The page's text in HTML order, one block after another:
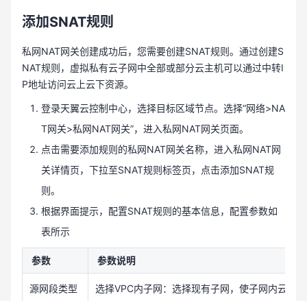
添加SNAT规则
私网NAT网关创建成功后，您需要创建SNAT规则。通过创建S
NAT规则，虚拟私有云子网中全部或部分云主机可以通过中转I
P地址访问云上云下资源。
登录天翼云控制中心，选择目标区域节点。选择“网络>NA
T网关>私网NAT网关”，进入私网NAT网关页面。
点击需要添加规则的私网NAT网关名称，进入私网NAT网
关详情页，下拉至SNAT规则标签页，点击添加SNAT规
则。
根据界面提示，配置SNAT规则的基本信息，配置参数如
表所示
参数 参数说明
源网段类型 选择VPC内子网：选择现有子网，使子网内云主